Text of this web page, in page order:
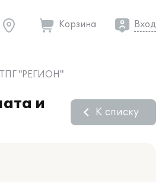
Корзина Вход
"РЕГИОН"
и
К списку